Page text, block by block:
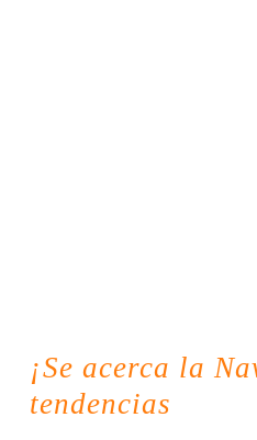
¡Se acerca la
tendencias